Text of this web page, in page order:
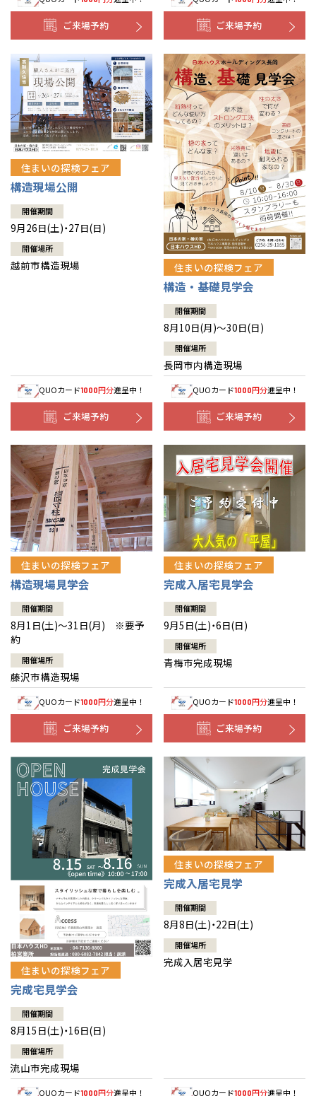
ご来場予約 ご来場予約
住まいの探検フェア
構造現場公開
開催期間
9月26日(土)・27日(日)
開催場所
越前市構造現場
QUOカード1000円分進呈中！
ご来場予約
住まいの探検フェア
構造・基礎見学会
開催期間
8月10日(月)～30日(日)
開催場所
長岡市内構造現場
QUOカード1000円分進呈中！
ご来場予約
住まいの探検フェア
構造現場見学会
開催期間
8月1日(土)～31日(月) ※要予
約
開催場所
藤沢市構造現場
QUOカード1000円分進呈中！
ご来場予約
住まいの探検フェア
完成入居宅見学会
開催期間
9月5日(土)・6日(日)
開催場所
青梅市完成現場
QUOカード1000円分進呈中！
ご来場予約
住まいの探検フェア
完成宅見学会
開催期間
8月15日(土)・16日(日)
開催場所
流山市完成現場
QUOカード1000円分進呈中！
住まいの探検フェア
完成入居宅見学
開催期間
8月8日(土)・22日(土)
開催場所
完成入居宅見学
QUOカード1000円分進呈中！